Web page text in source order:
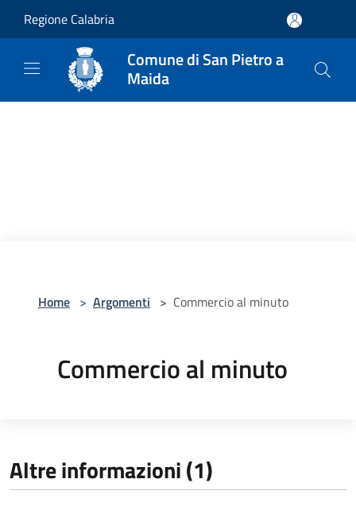
Regione Calabria
Comune di San Pietro a
Maida
Home > Argomenti > Commercio al minuto
Commercio al minuto
Altre informazioni (1)